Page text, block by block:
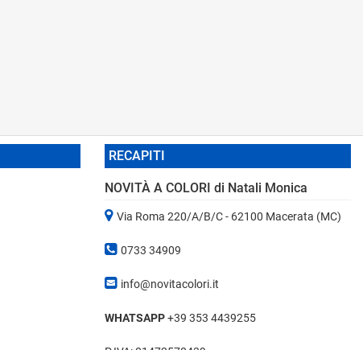
RECAPITI
NOVITÀ A COLORI di Natali Monica
Via Roma 220/A/B/C - 62100 Macerata (MC)
0733 34909
info@novitacolori.it
WHATSAPP+39 353 4439255